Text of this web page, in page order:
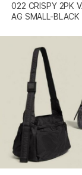
022 CRISPY 2PK
AG SMALL-BLACK